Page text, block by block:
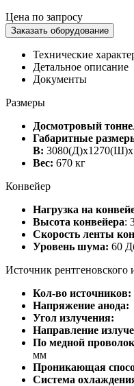
Цена по запросу
Заказать оборудование
Технические
Детальное описание
Документы
Размеры
Досмотровый
Габаритные
В:
Вес: 670 кг
Конвейер
Нагрузка на
Высота конвейера:
Скорость ленты
Уровень шума: 60
Источник рентгеновского
Кол-во источников:
Напряжение анода:
Угол излучения:
Направление
По медной
мм
Проникающая
Система